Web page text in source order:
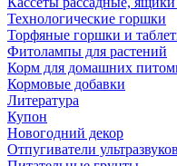
Технологические горшки
Торфяные горшки и
Фитолампы для растений
Корм для домашних
Кормовые добавки
Литература
Купон
Новогодний декор
Отпугиватели